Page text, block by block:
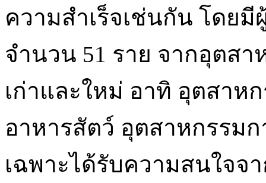
ความสำเร็จเช่นกัน โดยมี
จำนวน 51 ราย จากอุตส
เก่าและใหม่ อาทิ อุตสาห
อาหารสัตว์ อุตสาหกรรม
เฉพาะได้รับความสนใจจา